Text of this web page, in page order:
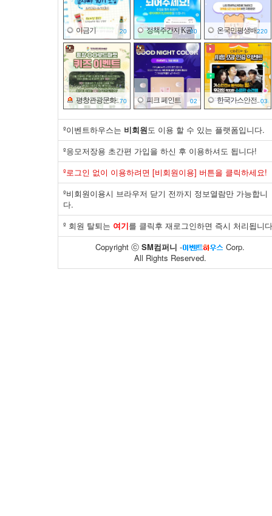
이금기 20 정책주간지 K공..80 온국민평생배..220
평창관광문화..70 피크 페인트 02 한국가스안전..03
바이유어 30 한국건강증진..50 면사랑 10
º이벤트하우스는 비회원도 이용 할 수 있는 플랫폼입니다.
º응모저장용 초간편 가입을 하신 후 이용하셔도 됩니다!
º로그인 없이 이용하려면 [비회원이용] 버튼을 클릭하세요!
º비회원이용시 브라우저 닫기 전까지 정보열람만 가능합니
다.
º 회원 탈퇴는 여기를 클릭후 재로그인하면 즉시 처리됩니
Copyright ⓒ SM컴퍼니 -
Corp.
All Rights Reserved.